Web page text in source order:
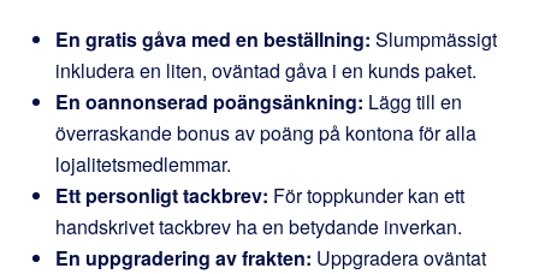
En gratis gåva med en beställning: Slumpmässigt
inkludera en liten, oväntad gåva i en kunds paket.
En oannonserad poängsänkning: Lägg till en
överraskande bonus av poäng på kontona för alla
lojalitetsmedlemmar.
Ett personligt tackbrev: För toppkunder kan ett
handskrivet tackbrev ha en betydande inverkan.
En uppgradering av frakten: Uppgradera oväntat